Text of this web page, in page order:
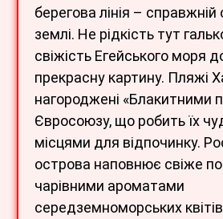
берегова лінія – справжній
землі. Не рідкість тут
свіжість Егейського моря
прекрасну картину. Пляжі
нагороджені «Блакитними
Євросоюзу, що робить їх
місцями для відпочинку.
острова наповнює свіже
чарівними ароматами
середземноморських квітів